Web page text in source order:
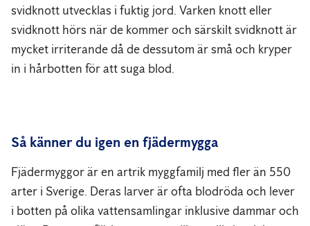
svidknott utvecklas i fuktig jord. Varken knott eller
svidknott hörs när de kommer och särskilt svidknott är
mycket irriterande då de dessutom är små och kryper
in i hårbotten för att suga blod.
Så känner du igen en fjädermygga
Fjädermyggor är en artrik myggfamilj med fler än 550
arter i Sverige. Deras larver är ofta blodröda och lever
i botten på olika vattensamlingar inklusive dammar och